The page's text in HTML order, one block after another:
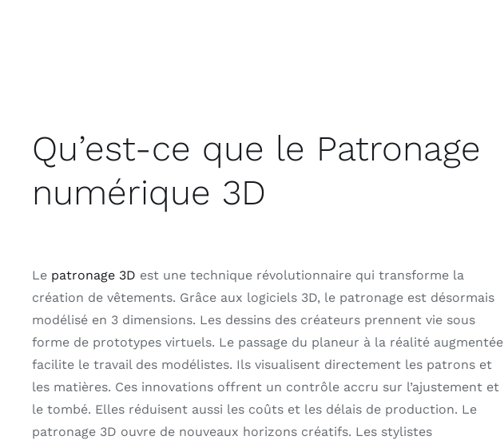
Qu’est-ce que le Patronage
numérique 3D
Le patronage 3D est une technique révolutionnaire qui transforme la
création de vêtements. Grâce aux logiciels 3D, le patronage est désormais
modélisé en 3 dimensions. Les dessins des créateurs prennent vie sous
forme de prototypes virtuels. Le passage du planeur à la réalité augmentée
facilite le travail des modélistes. Ils visualisent directement les patrons et
les matières. Ces innovations offrent un contrôle accru sur l’ajustement et
le tombé. Elles réduisent aussi les coûts et les délais de production. Le
patronage 3D ouvre de nouveaux horizons créatifs. Les stylistes